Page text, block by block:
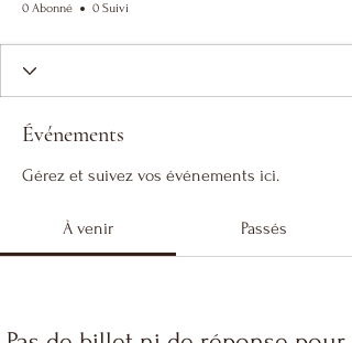
0 Abonné 0 Suivi
Événements
Gérez et suivez vos événements ici.
À venir Passés